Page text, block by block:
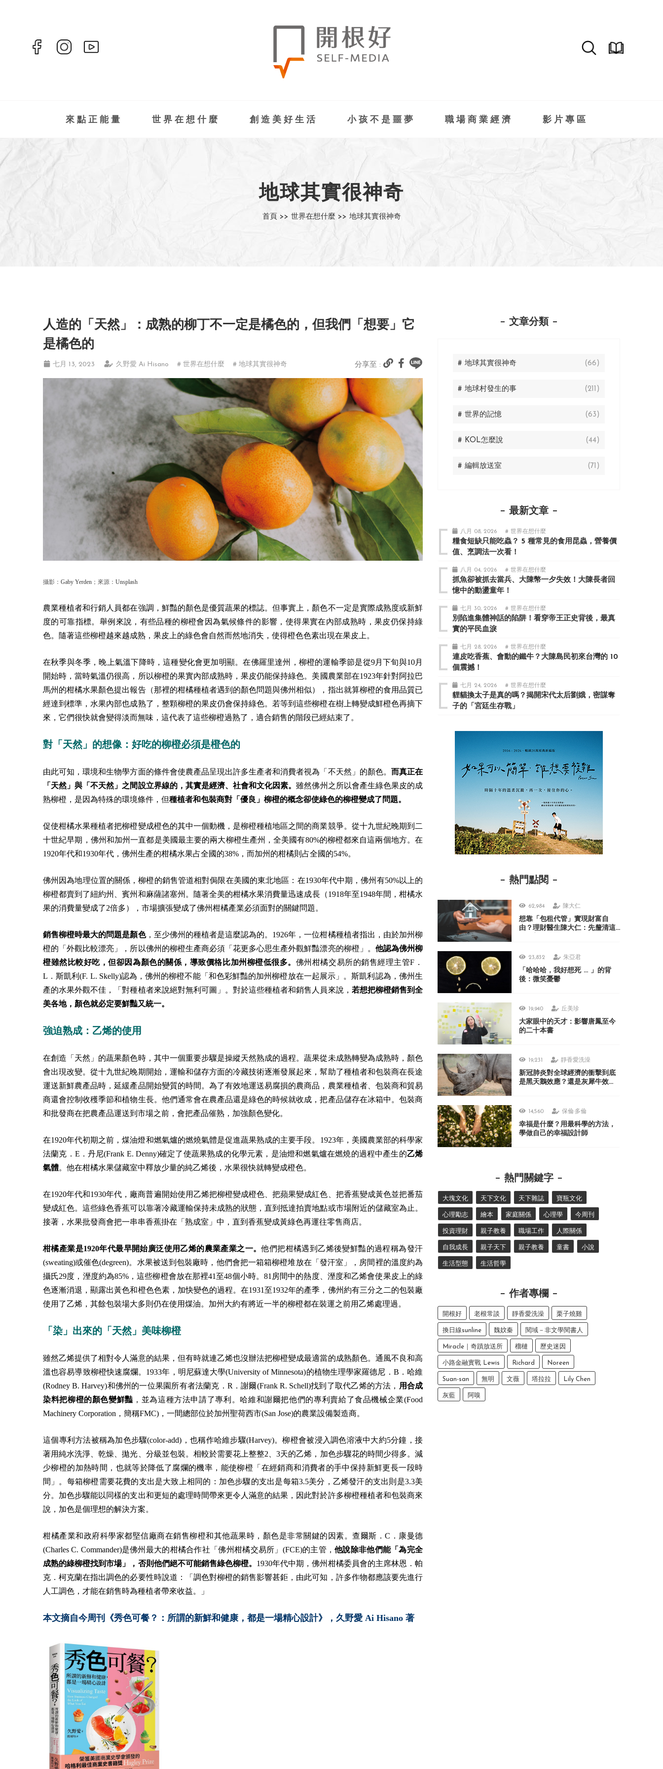
來點正能量 世界在想什麼 創造美好生活 小孩不是噩夢 職場商業經濟 影片專區
地球其實很神奇
首頁 >> 世界在想什麼 >> 地球其實很神奇
人造的「天然」：成熟的柳丁不一定是橘色的，但我們「想要」它
是橘色的
七月 13, 2023 久野愛 Ai Hisano # 世界在想什麼 # 地球其實很神奇 分享至 :
攝影： Gaby Yerden ；來源： Unsplash
農業種植者和行銷人員都在強調，鮮豔的顏色是優質蔬果的標誌。但事實上，顏色不一定是實際成熟度或新鮮
度的可靠指標。舉例來說，有些品種的柳橙會因為氣候條件的影響，使得果實在內部成熟時，果皮仍保持綠
色。隨著這些柳橙越來越成熟，果皮上的綠色會自然而然地消失，使得橙色色素出現在果皮上。
在秋季與冬季，晚上氣溫下降時，這種變化會更加明顯。在佛羅里達州，柳橙的運輸季節是從9月下旬與10月
開始時，當時氣溫仍很高，所以柳橙的果實內部成熟時，果皮仍能保持綠色。美國農業部在1923年針對阿拉巴
馬州的柑橘水果顏色提出報告（那裡的柑橘種植者遇到的顏色問題與佛州相似），指出就算柳橙的食用品質已
經達到標準，水果內部也成熟了，整顆柳橙的果皮仍會保持綠色。若等到這些柳橙在樹上轉變成鮮橙色再摘下
來，它們很快就會變得淡而無味，這代表了這些柳橙過熟了，適合銷售的階段已經結束了。
對「天然」的想像：好吃的柳橙必須是橙色的
由此可知，環境和生物學方面的條件會使農產品呈現出許多生產者和消費者視為「不天然」的顏色。 而真正在
「天然」與「不天然」之間設立界線的，其實是經濟、社會和文化因素。雖然佛州之所以會產生綠色果皮的成
熟柳橙，是因為特殊的環境條件，但種植者和包裝商對「優良」柳橙的概念卻使綠色的柳橙變成了問題。
促使柑橘水果種植者把柳橙變成橙色的其中一個動機，是柳橙種植地區之間的商業競爭。從十九世紀晚期到二
十世紀早期，佛州和加州一直都是美國最主要的兩大柳橙生產州，全美國有80%的柳橙都來自這兩個地方。在
1920年代和1930年代，佛州生產的柑橘水果占全國的38%，而加州的柑橘則占全國的54%。
佛州因為地理位置的關係，柳橙的銷售管道相對侷限在美國的東北地區：在1930年代中期，佛州有50%以上的
柳橙都賣到了紐約州、賓州和麻薩諸塞州。隨著全美的柑橘水果消費量迅速成長（1918年至1948年間，柑橘水
果的消費量變成了2倍多），市場擴張變成了佛州柑橘產業必須面對的關鍵問題。
銷售柳橙時最大的問題是顏色，至少佛州的種植者是這麼認為的。1926年，一位柑橘種植者指出，由於加州柳
橙的「外觀比較漂亮」，所以佛州的柳橙生產商必須「花更多心思生產外觀鮮豔漂亮的柳橙」。 他認為佛州柳
橙雖然比較好吃，但卻因為顏色的關係，導致價格比加州柳橙低很多。 佛州柑橘交易所的銷售經理主管F．
L．斯凱利(F. L. Skelly)認為，佛州的柳橙不能「和色彩鮮豔的加州柳橙放在一起展示」。斯凱利認為，佛州生
產的水果外觀不佳，「對種植者來說絕對無利可圖」。對於這些種植者和銷售人員來說， 若想把柳橙銷售到全
美各地，顏色就必定要鮮豔又統一。
強迫熟成：乙烯的使用
在創造「天然」的蔬果顏色時，其中一個重要步驟是操縱天然熟成的過程。蔬果從未成熟轉變為成熟時，顏色
會出現改變。從十九世紀晚期開始，運輸和儲存方面的冷藏技術逐漸發展起來，幫助了種植者和包裝商在長途
運送新鮮農產品時，延緩產品開始變質的時間。為了有效地運送易腐損的農商品，農業種植者、包裝商和貿易
商還會控制收穫季節和植物生長。他們通常會在農產品還是綠色的時候就收成，把產品儲存在冰箱中。包裝商
和批發商在把農產品運送到市場之前，會把產品催熟，加強顏色變化。
在1920年代初期之前，煤油燈和燃氣爐的燃燒氣體是促進蔬果熟成的主要手段。1923年，美國農業部的科學家
法蘭克．E．丹尼(Frank E. Denny)確定了使蔬果熟成的化學元素，是油燈和燃氣爐在燃燒的過程中產生的乙烯
氣體。他在柑橘水果儲藏室中釋放少量的純乙烯後，水果很快就轉變成橙色。
在1920年代和1930年代，廠商普遍開始使用乙烯把柳橙變成橙色、把蘋果變成紅色、把香蕉變成黃色並把番茄
變成紅色。這些綠色香蕉可以靠著冷藏運輸保持未成熟的狀態，直到抵達拍賣地點或市場附近的儲藏室為止。
接著，水果批發商會把一串串香蕉掛在「熟成室」中，直到香蕉變成黃綠色再運往零售商店。
柑橘產業是1920年代最早開始廣泛使用乙烯的農業產業之一。他們把柑橘遇到乙烯後變鮮豔的過程稱為發汗
(sweating)或催色(degreen)。水果被送到包裝廠時，他們會把一箱箱柳橙堆放在「發汗室」，房間裡的溫度約為
攝氏29度，溼度約為85%，這些柳橙會放在那裡41至48個小時。81房間中的熱度、溼度和乙烯會使果皮上的綠
色逐漸消退，顯露出黃色和橙色色素，加快變色的過程。在1931至1932年的產季，佛州約有三分之二的包裝廠
使用了乙烯，其餘包裝場大多則仍在使用煤油。加州大約有將近一半的柳橙都在裝運之前用乙烯處理過。
「染」出來的「天然」美味柳橙
雖然乙烯提供了相對令人滿意的結果，但有時就連乙烯也沒辦法把柳橙變成最適當的成熟顏色。通風不良和高
溫也容易導致柳橙快速腐爛。1933年，明尼蘇達大學(University of Minnesota)的植物生理學家羅德尼．B．哈維
(Rodney B. Harvey)和佛州的一位果園所有者法蘭克．R．謝爾(Frank R. Schell)找到了取代乙烯的方法， 用合成
染料把柳橙的顏色變鮮豔 ，並為這種方法申請了專利。哈維和謝爾把他們的專利賣給了食品機械企業(Food
Machinery Corporation，簡稱FMC)，一間總部位於加州聖荷西市(San Jose)的農業設備製造商。
這個專利方法被稱為加色步驟(color­-add)，也稱作哈維步驟(Harvey)。柳橙會被浸入調色溶液中大約5分鐘，接
著用純水洗淨、乾燥、拋光、分級並包裝。相較於需要花上整整2、3天的乙烯，加色步驟花的時間少得多。減
少柳橙的加熱時間，也就等於降低了腐爛的機率，能使柳橙「在經銷商和消費者的手中保持新鮮更長一段時
間」。每箱柳橙需要花費的支出是大致上相同的：加色步驟的支出是每箱3.5美分，乙烯發汗的支出則是3.3美
分。加色步驟能以同樣的支出和更短的處理時間帶來更令人滿意的結果，因此對於許多柳橙種植者和包裝商來
說，加色是個理想的解決方案。
柑橘產業和政府科學家都堅信廠商在銷售柳橙和其他蔬果時，顏色是非常關鍵的因素。查爾斯．C．康曼德
(Charles C. Commander)是佛州最大的柑橘合作社「佛州柑橘交易所」(FCE)的主管，他說除非他們能「為完全
成熟的綠柳橙找到市場」，否則他們絕不可能銷售綠色柳橙。 1930年代中期，佛州柑橘委員會的主席林恩．帕
克．柯克蘭在指出調色的必要性時說道：「調色對柳橙的銷售影響甚鉅，由此可知，許多作物都應該要先進行
人工調色，才能在銷售時為種植者帶來收益。」
本文摘自今周刊《秀色可餐？：所謂的新鮮和健康，都是一場精心設計》，久野愛 Ai Hisano 著
文章分類
# 地球其實很神奇 (66)
# 地球村發生的事 (211)
# 世界的記憶 (63)
# KOL怎麼說 (44)
# 編輯放送室 (71)
最新文章
八月 08, 2026 # 世界在想什麼
糧食短缺只能吃蟲？ 5 種常見的食用昆蟲，營養價
值、烹調法一次看！
八月 04, 2026 # 世界在想什麼
抓魚卻被抓去當兵、大陳幣一夕失效！大陳長者回
憶中的動盪童年！
七月 30, 2026 # 世界在想什麼
別陷進集體神話的陷阱！看穿帝王正史背後，最真
實的平民血淚
七月 28, 2026 # 世界在想什麼
連皮吃香蕉、會動的鐵牛？大陳島民初來台灣的 10
個震撼！
七月 24, 2026 # 世界在想什麼
貍貓換太子是真的嗎？揭開宋代太后劉娥，密謀奪
子的「宮廷生存戰」
熱門點閱
62,984 陳大仁
想靠「包租代管」實現財富自
由？理財醫生陳大仁：先釐清這
23,832 朱亞君
「哈哈哈，我好想死 ... 」的背
後：微笑憂鬱
19,940 丘美珍
大家眼中的天才：影響唐鳳至今
的二十本書
19,231 靜香愛洗澡
新冠肺炎對全球經濟的衝擊到底
是黑天鵝效應？還是灰犀牛效
14,560 保倫·多倫
幸福是什麼？用最科學的方法，
學做自己的幸福設計師
熱門關鍵字
大塊文化 天下文化 天下雜誌 寶瓶文化
心理勵志 繪本 家庭關係 心理學 今周刊
投資理財 親子教養 職場工作 人際關係
自我成長 親子天下 親子教養 童書 小說
生活型態 生活哲學
作者專欄
開根好 老根常談 靜香愛洗澡 栗子燒雞
換日線sunline 魏妏秦 閱域－非文學閱書人
Miracle｜奇蹟放送所 榴槤 歷史迷因
小路金融實戰 Lewis Richard Noreen
Suan-san 無明 文薇 塔拉拉 Lily Chen
灰藍 阿嗅